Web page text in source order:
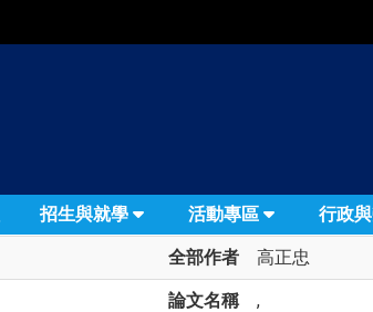
招生與就學 活動專區 行政
全部作者 高正忠
論文名稱 ,